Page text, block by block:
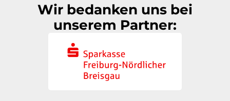
Wir bedanken uns bei
unserem Partner: